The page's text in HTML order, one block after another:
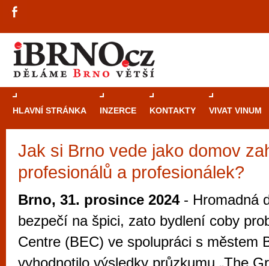
HLAVNÍ STRÁNKA INZERCE KONTAKTY VIVAT VINUM
Jak si Brno vede jako domov
profesionálů a profesionálek?
Brno, 31. prosince 2024- Hromadná
bezpečí na špici, zato bydlení coby
Centre (BEC) ve spolupráci s městem
vyhodnotilo výsledky průzkumu „The
Průvodce
Brně: Od
Brno je
zajímavé
restaurace,